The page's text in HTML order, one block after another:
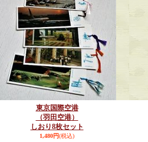
東京国際空港
（羽田空港）
しおり8枚セット
1,480円(税込)